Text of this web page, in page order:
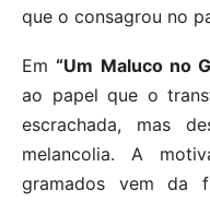
que o consagrou no
Em“Um Maluco no
ao papel que o
escrachada, mas
melancolia. A
gramados vem da